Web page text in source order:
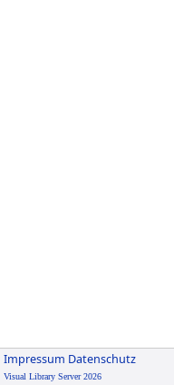
Impressum Datenschutz
Visual Library Server 2026